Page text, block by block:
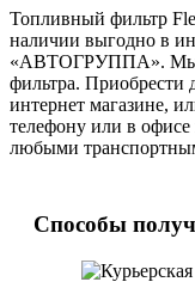
Топливный фильтр
наличии выгодно в
«АВТОГРУППА». Мы
фильтра. Приобрести
интернет магазине,
телефону или в
любыми
Способы